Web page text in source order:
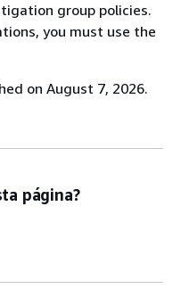
group policies.
you must use the
on August 7, 2026.
página?